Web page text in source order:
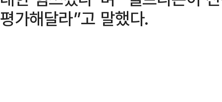
평가해달라”고 말했다.